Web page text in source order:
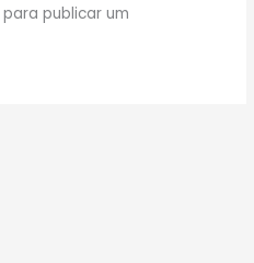
para publicar um